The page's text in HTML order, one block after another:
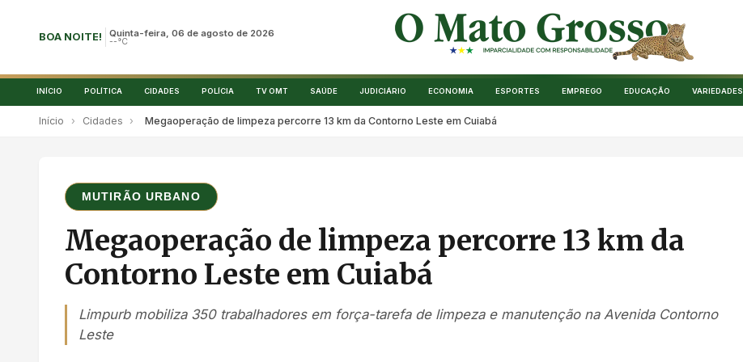
BOA NOITE! Quinta-feira, 06 de agosto de 2026
--°C
INÍCIO POLÍTICA CIDADES POLÍCIA TV OMT SAÚDE JUDICIÁRIO ECONOMIA ESPORTES EMPREGO EDUCAÇÃO VARIEDADES
Início › Cidades › Megaoperação de limpeza percorre 13 km da Contorno Leste em Cuiabá
MUTIRÃO URBANO
Megaoperação de limpeza percorre 13 km da
Contorno Leste em Cuiabá
Limpurb mobiliza 350 trabalhadores em força-tarefa de limpeza e manutenção na Avenida Contorno
Leste